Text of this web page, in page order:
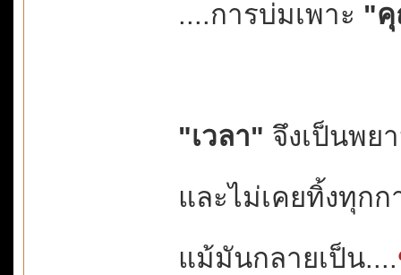
....การบ่มเพาะ "
"เวลา" จึงเป็นพย
และไม่เคยทิ้งทุกก
แม้มันกลายเป็น....